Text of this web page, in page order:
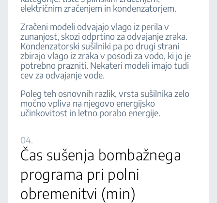
električnim zračenjem in kondenzatorjem.
Zračeni modeli odvajajo vlago iz perila v
zunanjost, skozi odprtino za odvajanje zraka.
Kondenzatorski sušilniki pa po drugi strani
zbirajo vlago iz zraka v posodi za vodo, ki jo je
potrebno prazniti. Nekateri modeli imajo tudi
cev za odvajanje vode.
Poleg teh osnovnih razlik, vrsta sušilnika zelo
močno vpliva na njegovo energijsko
učinkovitost in letno porabo energije.
04.
Čas sušenja bombažnega
programa pri polni
obremenitvi (min)